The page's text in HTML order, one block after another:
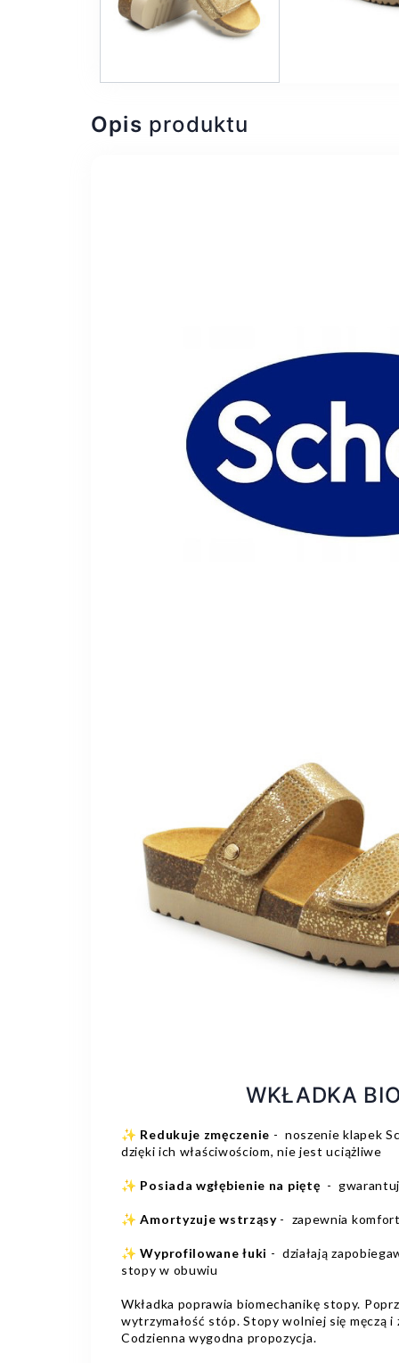
Opis produktu
WKŁADKA
✨ Redukuje zmęczenie - noszenie klapek
dzięki ich właściwościom, nie jest uciążliwe
✨ Posiada wgłębienie na piętę -
✨Amortyzuje wstrząsy- zapewnia
✨ Wyprofilowane łuki - działają
stopy w obuwiu
Wkładka poprawia biomechanikę stopy.
wytrzymałość stóp. Stopy wolniej się męczą i
Codzienna wygodna propozycja.